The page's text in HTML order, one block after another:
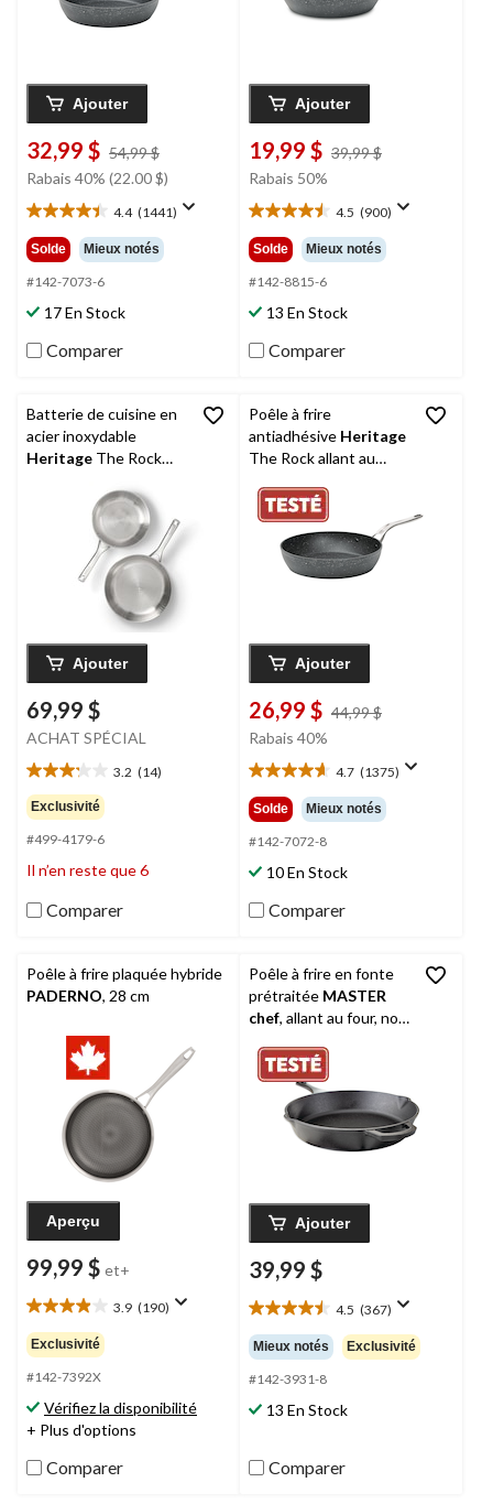
Ajouter
32,99 $ 54,99 $
était
Rabais 40% (22.00 $)
4.4 (1441)
4.4
étoile(s)
sur
5.
1441
évaluations
Solde Mieux notés
#142-7073-6
17 En Stock
Comparer
Ajouter
19,99 $ 39,99 $
Rabais 50%
4.5 (900)
4.5
étoile(s)
sur
5.
900
évaluations
Solde Mieux notés
#142-8815-6
13 En Stock
Comparer
Batterie de cuisine en
acier inoxydable
Heritage The Rock
Ajouter
69,99 $
ACHAT SPÉCIAL
3.2 (14)
3.2
étoile(s)
sur
5.
14
Exclusivité
#499-4179-6
Il n’en reste que 6
Comparer
Poêle à frire
antiadhésive Heritage
The Rock allant au
four, noir, 10 po
Ajouter
26,99 $ 44,99 $
Rabais 40%
4.7 (1375)
4.7
étoile(s)
sur
5.
1375
évaluations
Solde Mieux notés
#142-7072-8
10 En Stock
Comparer
Poêle à frire plaquée hybride
PADERNO, 28 cm
Aperçu
99,99 $ et+
3.9 (190)
3.9
étoile(s)
sur
5.
190
évaluations
Exclusivité
#142-7392X
Vérifiez la disponibilité
+ Plus d'options
Comparer
Poêle à frire en fonte
prétraitée MASTER
chef, allant au four, noir,
Ajouter
39,99 $
4.5 (367)
4.5
étoile(s)
sur
5.
367
évaluations
Mieux notés Exclusivité
#142-3931-8
13 En Stock
Comparer